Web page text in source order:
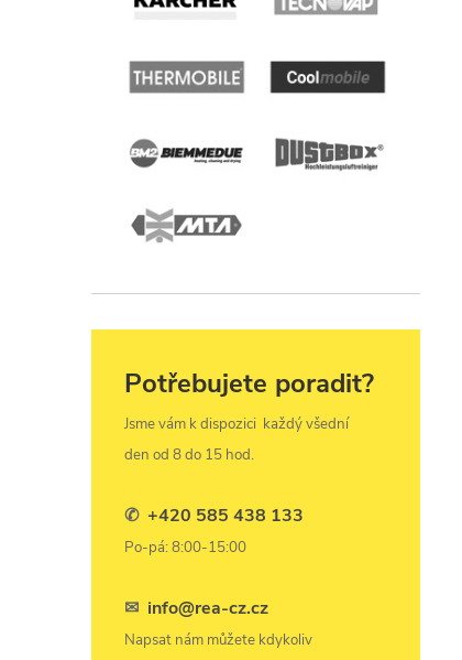
Potřebujete poradit?
Jsme vám k dispozici každý všední
den od 8 do 15 hod.
✆ +420 585 438 133
Po-pá: 8:00-15:00
✉ info@rea-cz.cz
Napsat nám můžete kdykoliv